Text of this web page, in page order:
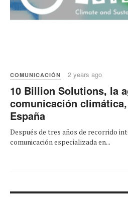
COMUNICACIÓN 2 years ago
10 Billion Solutions, la
comunicación
España
Después de tres años de recorrido
comunicación especializada en...